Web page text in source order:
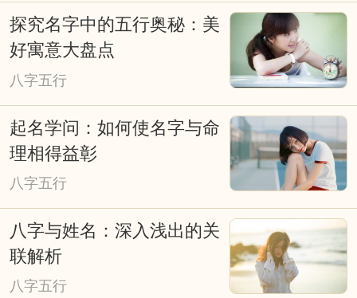
日、开张开业择日、生儿育女交合求嗣择
吉日等重大事项时，必须选择吉日吉时，
从而达到趋吉避凶、福自天降、荣华富
贵，因些择吉日非常重要。老式挂历、老
黄历上也往往会写满了各种择日吉凶宜忌
信息，特别提醒一些贪图方便的网友，不
事吉期。因为，这天对大多数人来说是吉
日，而对您来说可能会不太合适。因此，
对于重要的事情还是要针对自已进行专业
探究名字中的五行奥秘：美
好寓意大盘点
八字五行
起名学问：如何使名字与命
理相得益彰
八字五行
八字与姓名：深入浅出的关
联解析
八字五行